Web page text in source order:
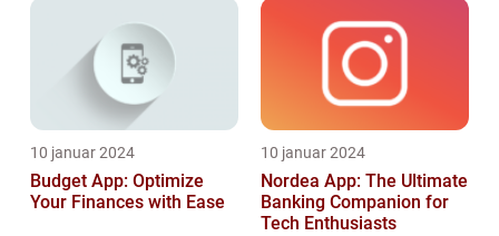
10 januar 2024
Budget App: Optimize
Your Finances with Ease
10 januar 2024
Nordea App: The Ultimate
Banking Companion for
Tech Enthusiasts